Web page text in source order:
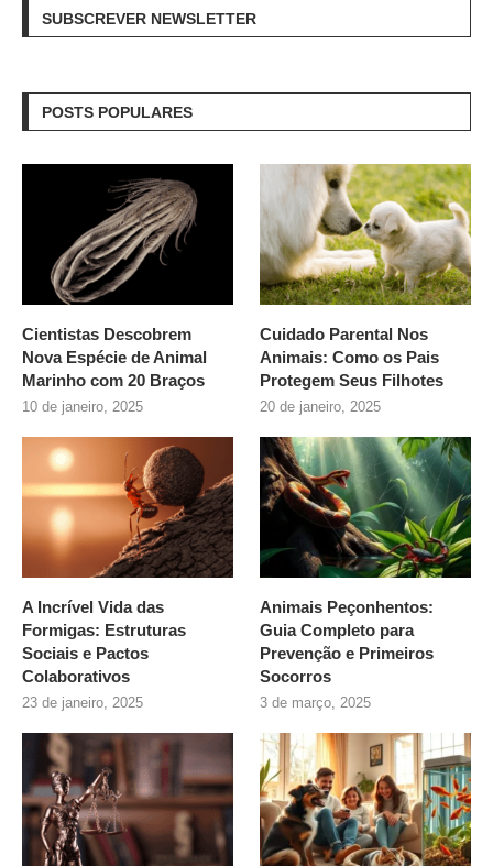
SUBSCREVER NEWSLETTER
POSTS POPULARES
Cientistas Descobrem
Nova Espécie de Animal
Marinho com 20 Braços
10 de janeiro, 2025
Cuidado Parental Nos
Animais: Como os Pais
Protegem Seus Filhotes
20 de janeiro, 2025
A Incrível Vida das
Formigas: Estruturas
Sociais e Pactos
Colaborativos
23 de janeiro, 2025
Animais Peçonhentos:
Guia Completo para
Prevenção e Primeiros
Socorros
3 de março, 2025